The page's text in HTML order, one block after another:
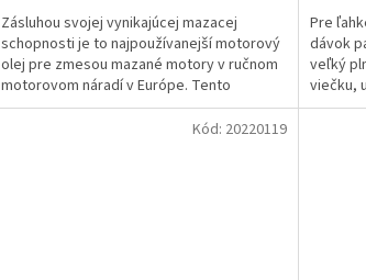
Zásluhou svojej vynikajúcej mazacej
schopnosti je to najpoužívanejší motorový
olej pre zmesou mazané motory v ručnom
motorovom náradí v Európe. Tento
motorový...
Pre
dávok
veľký
viečku,
Kód: 20220119